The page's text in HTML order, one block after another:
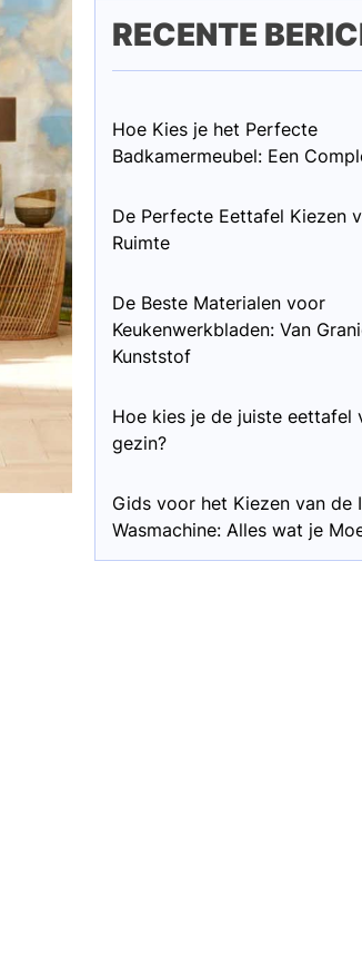
RECENTE
Hoe Kies je het Perfecte
Badkamermeubel: Een
De Perfecte Eettafel Kiezen
Ruimte
De Beste Materialen voor
Keukenwerkbladen: Van
Kunststof
Hoe kies je de juiste eettafel
gezin?
Gids voor het Kiezen van de
Wasmachine: Alles wat je